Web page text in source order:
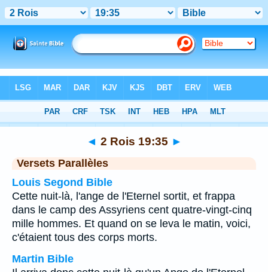
Chapitre 19> Verset 35
◄ 2 Rois 19:35 ►
Versets Parallèles
Louis Segond Bible
Cette nuit-là, l'ange de l'Eternel sortit, et frappa
dans le camp des Assyriens cent quatre-vingt-cinq
mille hommes. Et quand on se leva le matin, voici,
c'étaient tous des corps morts.
Martin Bible